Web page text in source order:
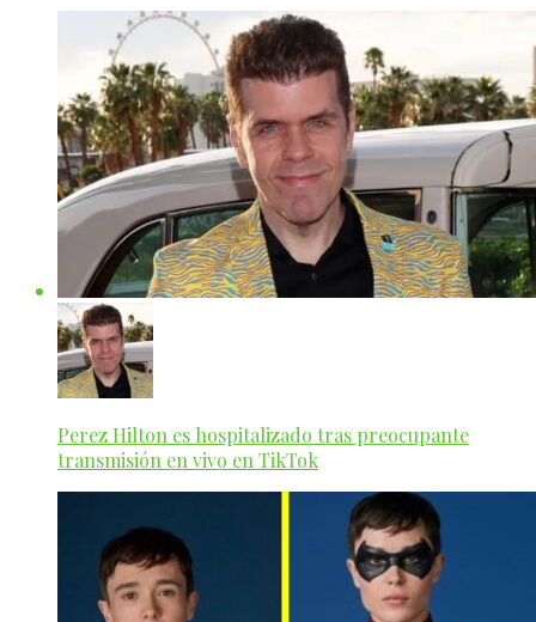
Perez Hilton es hospitalizado tras preocupante
transmisión en vivo en TikTok